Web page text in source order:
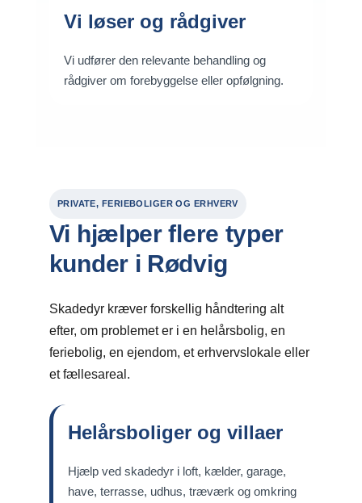
Vi løser og rådgiver
Vi udfører den relevante behandling og
rådgiver om forebyggelse eller opfølgning.
PRIVATE, FERIEBOLIGER OG ERHVERV
Vi hjælper flere typer
kunder i Rødvig
Skadedyr kræver forskellig håndtering alt
efter, om problemet er i en helårsbolig, en
feriebolig, en ejendom, et erhvervslokale eller
et fællesareal.
Helårsboliger og villaer
Hjælp ved skadedyr i loft, kælder, garage,
have, terrasse, udhus, træværk og omkring